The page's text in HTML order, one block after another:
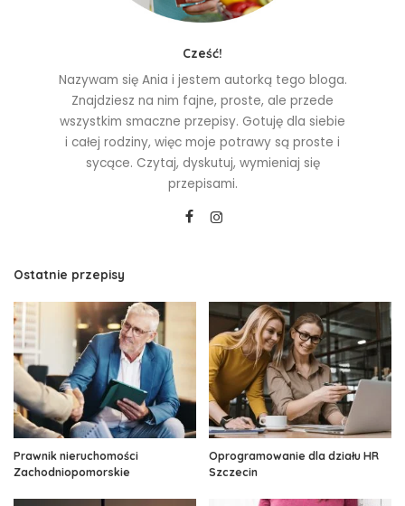
Cześć!
Nazywam się Ania i jestem autorką tego bloga.
Znajdziesz na nim fajne, proste, ale przede
wszystkim smaczne przepisy. Gotuję dla siebie
i całej rodziny, więc moje potrawy są proste i
sycące. Czytaj, dyskutuj, wymieniaj się
przepisami.
Ostatnie przepisy
Prawnik nieruchomości
Zachodniopomorskie
Oprogramowanie dla działu HR
Szczecin